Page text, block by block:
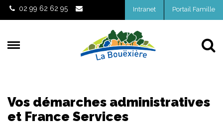
Gestion des traceurs
02 99 62 62 95 Intranet Portail Famille
Vos démarches administratives
et France Services